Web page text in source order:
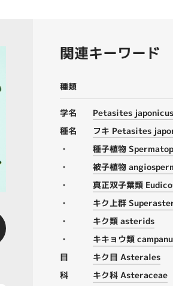
関連キーワード
種類
学名
Petasites japonicus
種名
フキ Petasites
・
種子植物
・
被子植物
・
真正双子葉類
・
キク上群
・
キク類 asterids
・
キキョウ類
目
キク目 Asterales
科
キク科 Asteraceae